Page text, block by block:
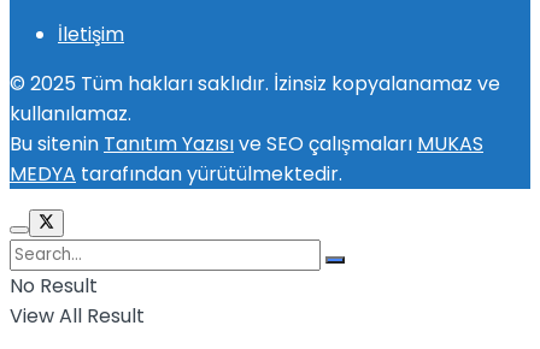
İletişim
© 2025 Tüm hakları saklıdır. İzinsiz kopyalanamaz ve
kullanılamaz.
Bu sitenin Tanıtım Yazısıve SEO çalışmaları MUKAS
MEDYA tarafından yürütülmektedir.
No Result
View All Result